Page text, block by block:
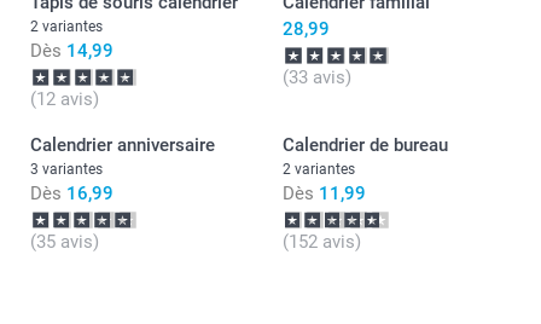
Cordialement,
Florence@smartphoto
2 variantes
Dès 14,99
(12 avis)
28,99
(33 avis)
Calendrier anniversaire
3 variantes
Dès 16,99
(35 avis)
Calendrier de bureau
2 variantes
Dès 11,99
(152 avis)